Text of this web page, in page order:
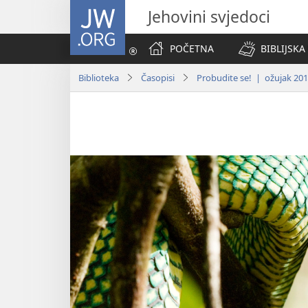
JW.ORG Jehovini svjedoci
POČETNA
BIBLIJSKA
Biblioteka Časopisi Probudite se! | ožujak